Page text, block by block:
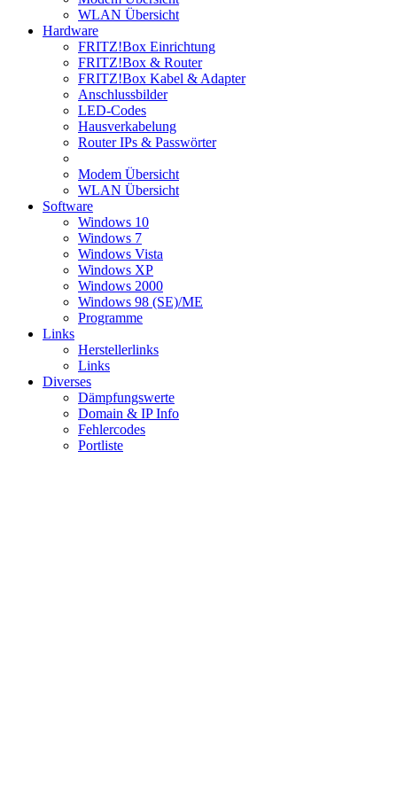
WLAN Übersicht
Hardware
FRITZ!Box Einrichtung
FRITZ!Box & Router
FRITZ!Box Kabel & Adapter
Anschlussbilder
LED-Codes
Hausverkabelung
Router IPs & Passwörter
Modem Übersicht
WLAN Übersicht
Software
Windows 10
Windows 7
Windows Vista
Windows XP
Windows 2000
Windows 98 (SE)/ME
Programme
Links
Herstellerlinks
Links
Diverses
Dämpfungswerte
Domain & IP Info
Fehlercodes
Portliste